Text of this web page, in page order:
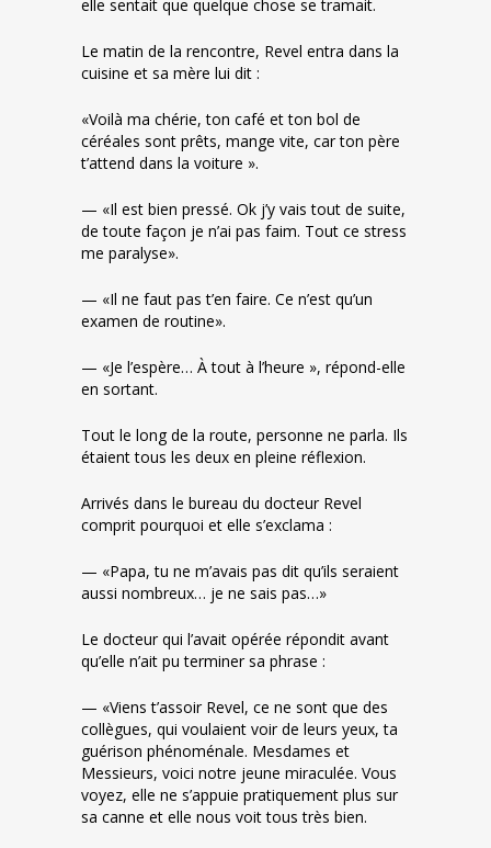
elle sentait que quelque chose se tramait.
Le matin de la rencontre, Revel entra dans la
cuisine et sa mère lui dit :
«Voilà ma chérie, ton café et ton bol de
céréales sont prêts, mange vite, car ton père
t’attend dans la voiture ».
— «Il est bien pressé. Ok j’y vais tout de suite,
de toute façon je n’ai pas faim. Tout ce stress
me paralyse».
— «Il ne faut pas t’en faire. Ce n’est qu’un
examen de routine».
— «Je l’espère… À tout à l’heure », répond-elle
en sortant.
Tout le long de la route, personne ne parla. Ils
étaient tous les deux en pleine réflexion.
Arrivés dans le bureau du docteur Revel
comprit pourquoi et elle s’exclama :
— «Papa, tu ne m’avais pas dit qu’ils seraient
aussi nombreux… je ne sais pas…»
Le docteur qui l’avait opérée répondit avant
qu’elle n’ait pu terminer sa phrase :
— «Viens t’assoir Revel, ce ne sont que des
collègues, qui voulaient voir de leurs yeux, ta
guérison phénoménale. Mesdames et
Messieurs, voici notre jeune miraculée. Vous
voyez, elle ne s’appuie pratiquement plus sur
sa canne et elle nous voit tous très bien.